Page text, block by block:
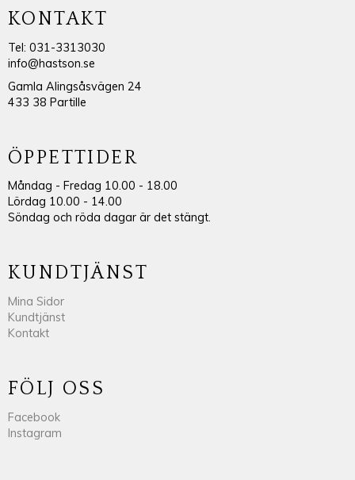
KONTAKT
Tel: 031-3313030
info@hastson.se
Gamla Alingsåsvägen 24
433 38 Partille
ÖPPETTIDER
Måndag - Fredag 10.00 - 18.00
Lördag 10.00 - 14.00
Söndag och röda dagar är det stängt.
KUNDTJÄNST
Mina Sidor
Kundtjänst
Kontakt
FÖLJ OSS
Facebook
Instagram